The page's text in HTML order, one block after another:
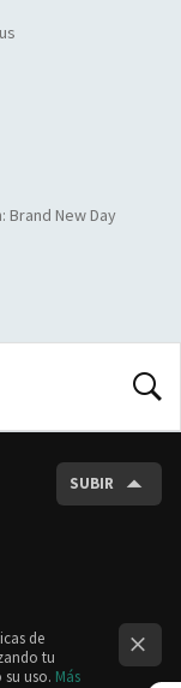
Brand New Day
SUBIR
de
tu
su uso. Más